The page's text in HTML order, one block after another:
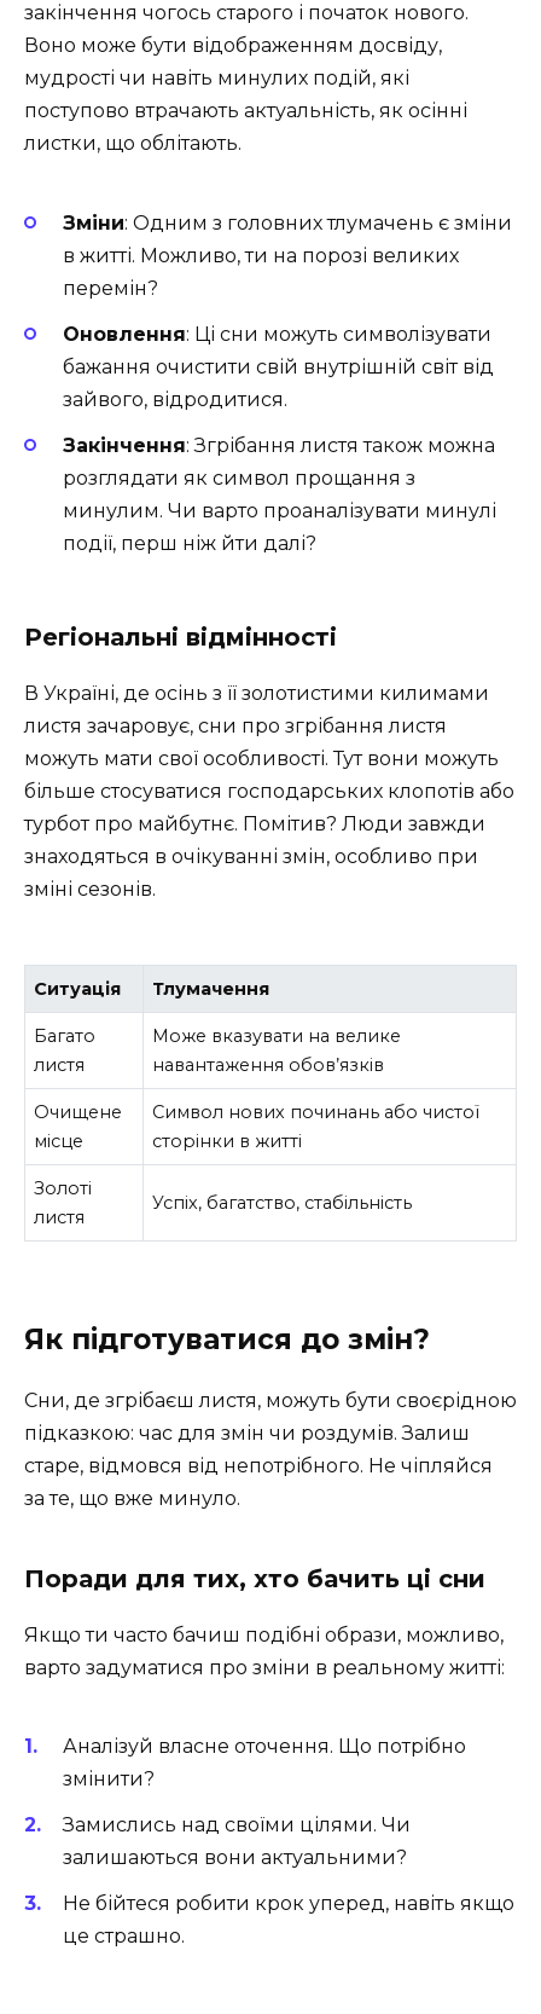
закінчення чогось старого і початок нового.
Воно може бути відображенням досвіду,
мудрості чи навіть минулих подій, які
поступово втрачають актуальність, як осінні
листки, що облітають.
Зміни: Одним з головних тлумачень є зміни
в житті. Можливо, ти на порозі великих
перемін?
Оновлення: Ці сни можуть символізувати
бажання очистити свій внутрішній світ від
зайвого, відродитися.
Закінчення: Згрібання листя також можна
розглядати як символ прощання з
минулим. Чи варто проаналізувати минулі
події, перш ніж йти далі?
Регіональні відмінності
В Україні, де осінь з її золотистими килимами
листя зачаровує, сни про згрібання листя
можуть мати свої особливості. Тут вони можуть
більше стосуватися господарських клопотів або
турбот про майбутнє. Помітив? Люди завжди
знаходяться в очікуванні змін, особливо при
зміні сезонів.
Ситуація Тлумачення
Багато
листя
Може вказувати на велике
навантаження обов’язків
Очищене
місце
Символ нових починань або чистої
сторінки в житті
Золоті
листя
Успіх, багатство, стабільність
Як підготуватися до змін?
Сни, де згрібаєш листя, можуть бути своєрідною
підказкою: час для змін чи роздумів. Залиш
старе, відмовся від непотрібного. Не чіпляйся
за те, що вже минуло.
Поради для тих, хто бачить ці сни
Якщо ти часто бачиш подібні образи, можливо,
варто задуматися про зміни в реальному житті:
Аналізуй власне оточення. Що потрібно
змінити?
Замислись над своїми цілями. Чи
залишаються вони актуальними?
Не бійтеся робити крок уперед, навіть якщо
це страшно.